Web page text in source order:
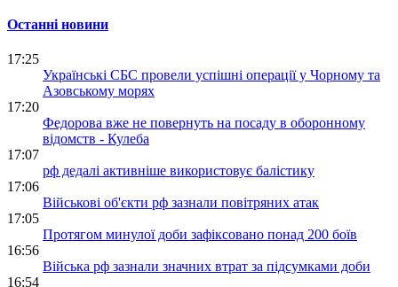
Останні новини
17:25
Українські СБС провели успішні операції у Чорному та
Азовському морях
17:20
Федорова вже не повернуть на посаду в оборонному
відомств - Кулеба
17:07
рф дедалі активніше використовує балістику
17:06
Військові об'єкти рф зазнали повітряних атак
17:05
Протягом минулої доби зафіксовано понад 200 боїв
16:56
Війська рф зазнали значних втрат за підсумками доби
16:54